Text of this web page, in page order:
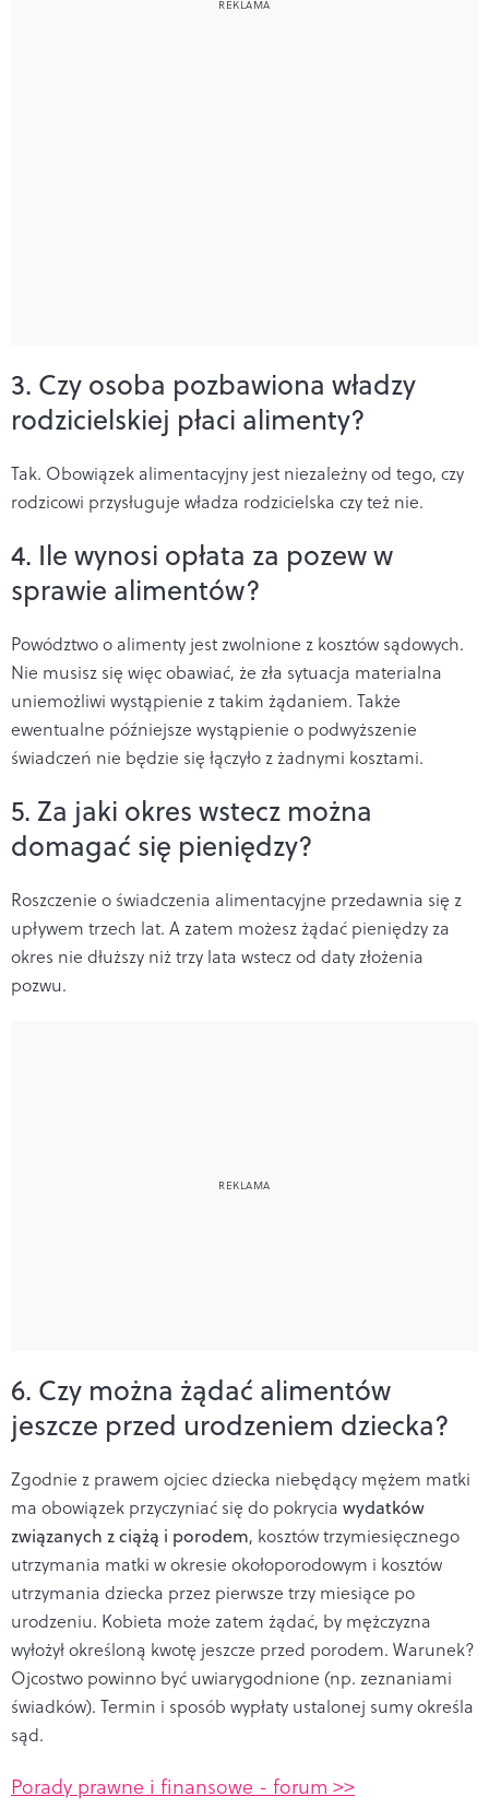
3. Czy osoba pozbawiona władzy
rodzicielskiej płaci alimenty?
Tak. Obowiązek alimentacyjny jest niezależny od tego, czy
rodzicowi przysługuje władza rodzicielska czy też nie.
4. Ile wynosi opłata za pozew w
sprawie alimentów?
Powództwo o alimenty jest zwolnione z kosztów sądowych.
Nie musisz się więc obawiać, że zła sytuacja materialna
uniemożliwi wystąpienie z takim żądaniem. Także
ewentualne późniejsze wystąpienie o podwyższenie
świadczeń nie będzie się łączyło z żadnymi kosztami.
5. Za jaki okres wstecz można
domagać się pieniędzy?
Roszczenie o świadczenia alimentacyjne przedawnia się z
upływem trzech lat. A zatem możesz żądać pieniędzy za
okres nie dłuższy niż trzy lata wstecz od daty złożenia
pozwu.
6. Czy można żądać alimentów
jeszcze przed urodzeniem dziecka?
Zgodnie z prawem ojciec dziecka niebędący mężem matki
ma obowiązek przyczyniać się do pokrycia wydatków
związanych z ciążą i porodem, kosztów trzymiesięcznego
utrzymania matki w okresie okołoporodowym i kosztów
utrzymania dziecka przez pierwsze trzy miesiące po
urodzeniu. Kobieta może zatem żądać, by mężczyzna
wyłożył określoną kwotę jeszcze przed porodem. Warunek?
Ojcostwo powinno być uwiarygodnione (np. zeznaniami
świadków). Termin i sposób wypłaty ustalonej sumy określa
sąd.
Porady prawne i finansowe - forum >>